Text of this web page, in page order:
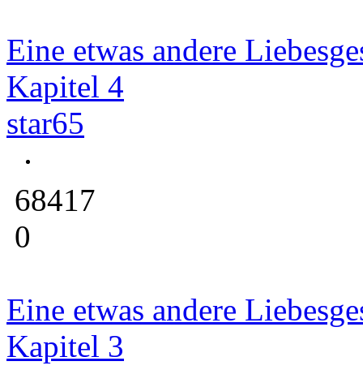
Eine etwas andere
Kapitel 4
star65
68417
0
Eine etwas andere
Kapitel 3